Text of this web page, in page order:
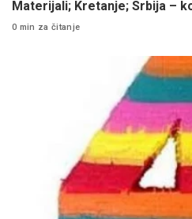
Materijali; Kretanje; Srbija –
0 min za čitanje